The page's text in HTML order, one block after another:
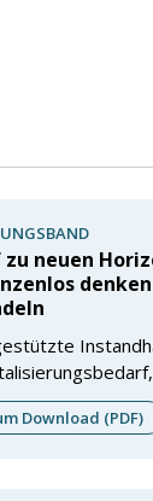
zu neuen
Download (PDF)